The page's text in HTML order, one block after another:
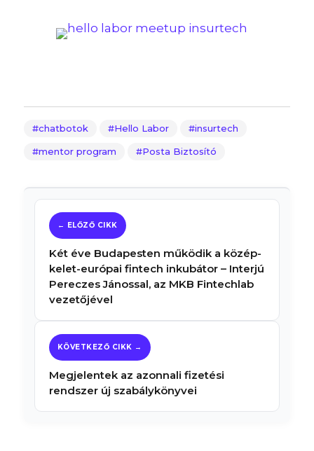
chatbotok Hello Labor insurtech
mentor program Posta Biztosító
Két éve Budapesten működik a közép-
kelet-európai fintech inkubátor – Interjú
Pereczes Jánossal, az MKB Fintechlab
vezetőjével
Megjelentek az azonnali fizetési
rendszer új szabálykönyvei